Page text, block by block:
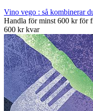
Vino vego : så kombinerar
Handla för minst 600 kr för
600 kr kvar